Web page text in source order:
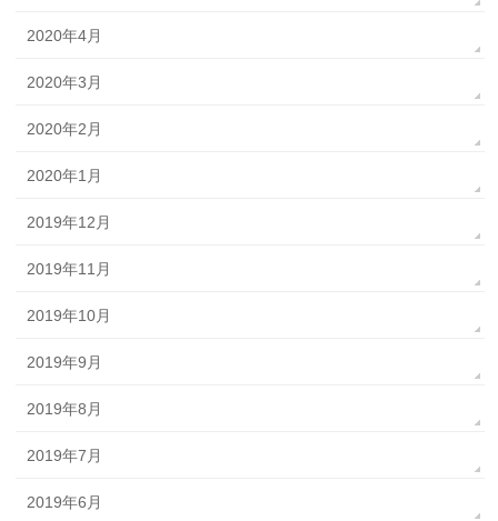
2020年4月
2020年3月
2020年2月
2020年1月
2019年12月
2019年11月
2019年10月
2019年9月
2019年8月
2019年7月
2019年6月